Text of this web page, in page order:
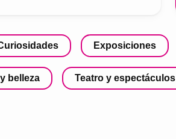
Exposiciones
belleza Teatro y espectáculos